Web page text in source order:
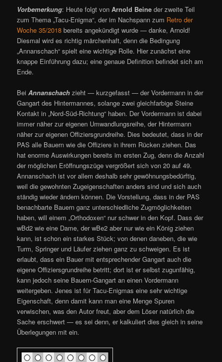
Vorbemerkung: Heute folgt vonArnold Beine der zweite Teil
zum Thema „Tacu-Enigma“, der im Nachspann zum Retro der
Woche 35/2018 bereits angekündigt wurde — danke, Arnold!
Diesmal wird es richtig märchenhaft, denn die Bedingung
„Annanschach“ spielt eine wichtige Rolle. Hier zunächst eine
knappe Einführung dazu; eine genaue Definition befindet sich am
Ende.
BeiAnnanschach zieht — kurzgefasst — der Vordermann in der
Gangart des Hintermannes, solange zwei gleichfarbige Steine
Kontakt in „Nord-Süd-Richtung“ haben. Der Vordermann ist dabei
immer näher zur eigenen Umwandlungsreihe, der Hintermann
näher zur eigenen Offiziersgrundreihe. Dies bedeutet, dass in der
PAS alle Bauern wie die Offiziere in ihrem Rücken ziehen. Das
hat enorme Auswirkungen bereits im ersten Zug, denn die Anzahl
der möglichen Eröffnungszüge vergrößert sich von 20 auf 49.
Annanschach ist vor allem deshalb sehr gewöhnungsbedürftig,
weil die gewohnten Zugeigenschaften anders sind und sich auch
ständig wieder ändern können. Die Vorstellung, dass in der PAS
benachbarte Bauern ganz unterschiedliche Zugmöglichkeiten
haben, will einem „Orthodoxen“ nur schwer in den Kopf. Dass der
wBd2 wie eine Dame, der wBe2 aber nur wie ein König ziehen
kann, ist schon ein starkes Stück; von denen daneben, die wie
Turm, Springer und Läufer ziehen ganz zu schweigen. Es ist
erlaubt, dass ein Bauer mit entsprechender Gangart auch die
eigene Offiziersgrundreihe betritt; dort ist er selbst zugunfähig,
kann jedoch seine Bauern-Gangart an einen Vordermann
weitergeben. Jenes ist für Tacu-Enigmas eine sehr wichtige
Eigenschaft, denn damit kann man eine Menge Spuren
verwischen, was den Autor freut, aber dem Löser natürlich die
Sache erschwert — es sei denn, er kalkuliert dies gleich in seine
Überlegungen mit ein.